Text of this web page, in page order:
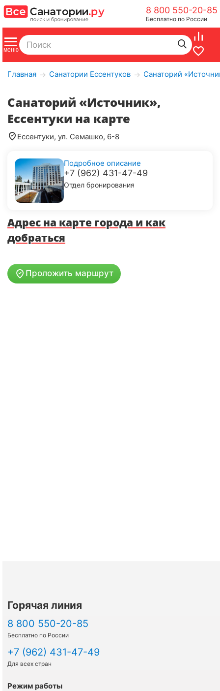
8 800 550-20-85
Бесплатно по России
Главная → Санатории Ессентуков → Санаторий
Санаторий «Источник»,
Ессентуки на карте
Ессентуки, ул. Семашко, 6-8
Подробное описание
+7 (962) 431-47-49
Отдел бронирования
Адрес на карте города и как
добраться
Проложить маршрут
Горячая линия
8 800 550-20-85
Бесплатно по России
+7 (962) 431-47-49
Для всех стран
Режим работы